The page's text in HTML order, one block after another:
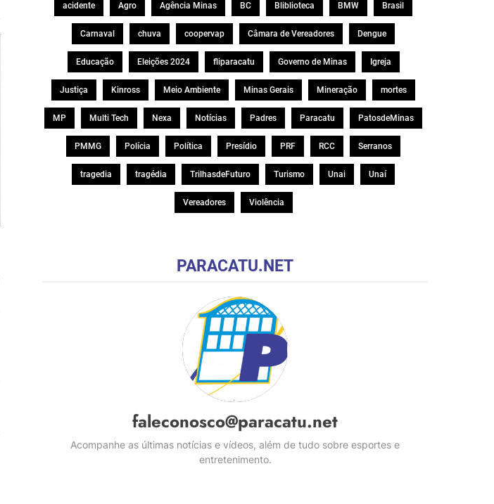
acidente Agro Agência Minas BC Bliblioteca BMW Brasil
Carnaval chuva coopervap Câmara de Vereadores Dengue
Educação Eleições 2024 fliparacatu Governo de Minas Igreja
Justiça Kinross Meio Ambiente Minas Gerais Mineração mortes
MP Multi Tech Nexa Notícias Padres Paracatu PatosdeMinas
PMMG Polícia Política Presídio PRF RCC Serranos
tragedia tragédia TrilhasdeFuturo Turismo Unai Unaí
Vereadores Violência
PARACATU.NET
faleconosco@paracatu.net
Acompanhe as últimas notícias e vídeos, além de tudo sobre esportes e
entretenimento.